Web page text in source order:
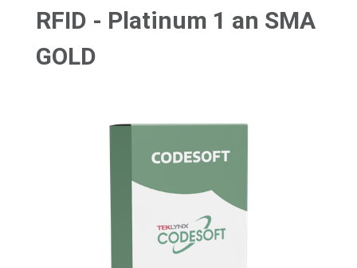
RFID - Platinum 1 an SMA
GOLD